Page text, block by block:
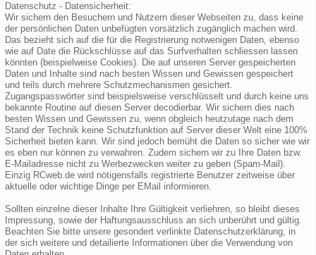
Datenschutz - Datensicherheit:
Wir sichern den Besuchern und Nutzern dieser Webseiten zu, dass keine
der persönlichen Daten unbefügten vorsätzlich zugänglich machen wird.
Das bezieht sich auf die für die Registrierung notwenigen Daten, ebenso
wie auf Date die Rückschlüsse auf das Surfverhalten schliessen lassen
könnten (beispielweise Cookies). Die auf unseren Server gespeicherten
Daten und Inhalte sind nach besten Wissen und Gewissen gespeichert
und teils durch mehrere Schutzmechanismen gesichert.
Zugangspasswörter sind beispielsweise verschlüsselt und durch keine uns
bekannte Routine auf diesen Server decodierbar. Wir sichern dies nach
besten Wissen und Gewissen zu, wenn obgleich heutzutage nach dem
Stand der Technik keine Schutzfunktion auf Server dieser Welt eine 100%
Sicherheit bieten kann. Wir sind jedoch bemüht die Daten so sicher wie wir
es eben nur können zu verwahren. Zudem sichern wir zu Ihre Daten bzw.
E-Mailadresse nicht zu Werbezwecken weiter zu geben (Spam-Mail).
Einzig RCweb.de wird nötigensfalls registrierte Benutzer zeitweise über
aktuelle oder wichtige Dinge per EMail informieren.
Sollten einzelne dieser Inhalte Ihre Gültigkeit verliehren, so bleibt dieses
Impressung, sowie der Haftungsausschluss an sich unberührt und gültig.
Beachten Sie bitte unsere gesondert verlinkte Datenschutzerklärung, in
der sich weitere und detailierte Informationen über die Verwendung von